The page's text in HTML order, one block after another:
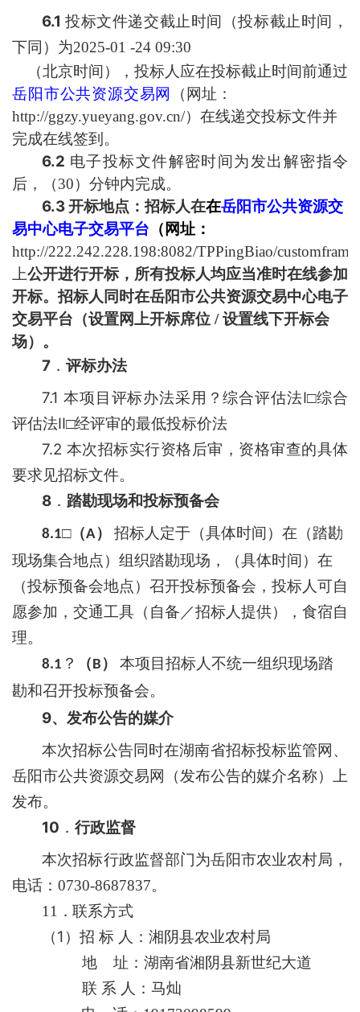
6.1投标文件递交截止时间（投标截止时间，
下同）为2025-01 -24 09:30
（北京时间），投标人应在投标截止时间前通过
岳阳市公共资源交易网
（网址：
http://ggzy.yueyang.gov.cn/） 在线递交投标文件并
完成在线签到。
6.2 电子投标文件解密时间为发出解密指令
后，（30）分钟内完成。
6.3开标地点：招标人在在岳阳市公共资源交
易中心电子交易平台 （网址：
http://222.242.228.198:8082/TPPingBiao/
上公开进行开标，所有投标人均应当准时在线参加
开标。招标人同时在岳阳市公共资源交易中心电子
交易平台 （设置网上开标席位 /设置线下开标会
场）。
7 ．评标办法
7.1本项目评标办法采用 ？综合评估法I□综合
评估法II□经评审的最低投标价法
7.2 本次招标实行资格后审，资格审查的具体
要求见招标文件。
8 ． 踏勘现场和投标预备会
8.1□（A） 招标人定于 （具体时间）在 （踏勘
现场集合地点）组织踏勘现场，
（具体时间）在
（投标预备会地点）召开投标预备会，投标人可自
愿参加，交通工具 （自备／招标人提供），食宿自
理。
8.1 ？ （B ）
本项目招标人不统一组织现场踏
勘和召开投标预备会。
9、发布公告的媒介
本次招标公告同时在湖南省招标投标监管网、
岳阳市公共资源交易网
（发布公告的媒介名称）上
发布。
10 ．行政监督
本次招标行政监督部门为岳阳市农业农村局 ，
电话： 0730-8687837。
11 ．联系方式
（1 ）招 标 人：湘阴县农业农村局
地
址：湖南省湘阴县新世纪大道
联 系 人：马灿